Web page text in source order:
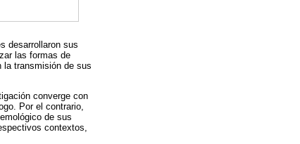
desarrollaron sus
las formas de
transmisión de sus
converge con
Por el contrario,
de sus
contextos,